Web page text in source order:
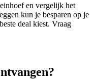
en vergelijk het
kun je besparen op je
deal kiest. Vraag